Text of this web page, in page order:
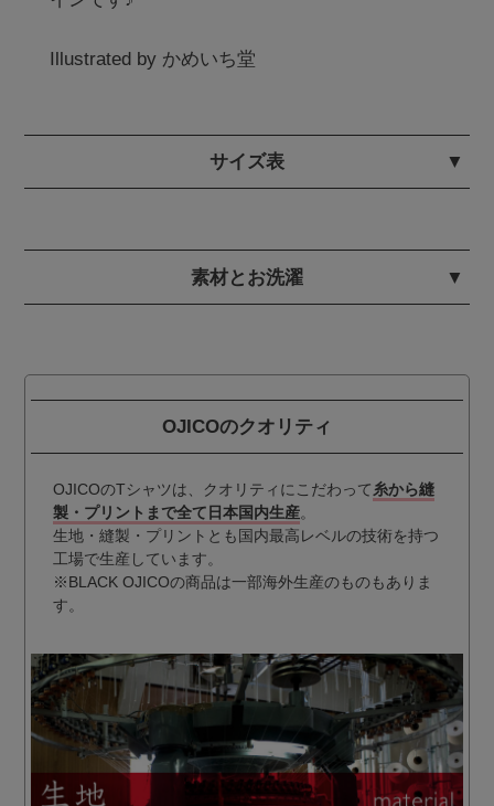
Illustrated by かめいち堂
サイズ表
素材とお洗濯
OJICOのクオリティ
OJICOのTシャツは、クオリティにこだわって 糸から縫
製・プリントまで全て日本国内生産。
生地・縫製・プリントとも国内最高レベルの技術を持つ
工場で生産しています。
※BLACK OJICOの商品は一部海外生産のものもありま
す。